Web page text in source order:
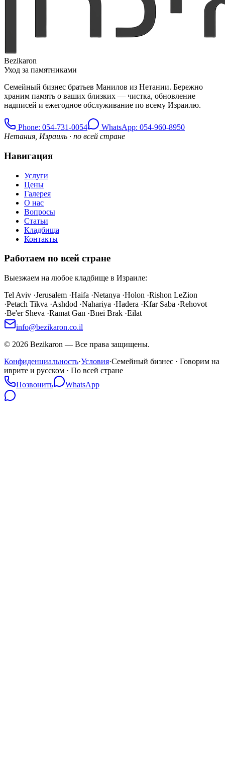
Bezikaron
Уход за памятниками
Семейный бизнес братьев Манилов из Нетании. Бережно
храним память о ваших близких — чистка, обновление
надписей и ежегодное обслуживание по всему Израилю.
Phone: 054-731-0054
WhatsApp: 054-960-8950
Нетания, Израиль · по всей стране
Навигация
Услуги
Цены
Галерея
О нас
Вопросы
Статьи
Кладбища
Контакты
Работаем по всей стране
Выезжаем на любое кладбище в Израиле:
Tel Aviv ·Jerusalem ·Haifa ·Netanya ·Holon ·Rishon LeZion
·Petach Tikva ·Ashdod ·Nahariya ·Hadera ·Kfar Saba ·Rehovot
·Be'er Sheva ·Ramat Gan ·Bnei Brak ·Eilat
info@bezikaron.co.il
© 2026 Bezikaron — Все права защищены.
Конфиденциальность·Условия·Семейный бизнес · Говорим на
иврите и русском · По всей стране
Позвонить
WhatsApp